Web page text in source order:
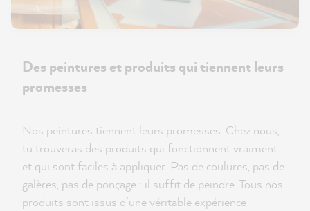
Des peintures et produits qui tiennent leurs
promesses
Nos peintures tiennent leurs promesses. Chez nous,
tu trouveras des produits qui fonctionnent vraiment
et qui sont faciles à appliquer. Pas de coulures, pas de
galères, pas de ponçage : il suffit de peindre. Tous nos
produits sont issus d’une véritable expérience